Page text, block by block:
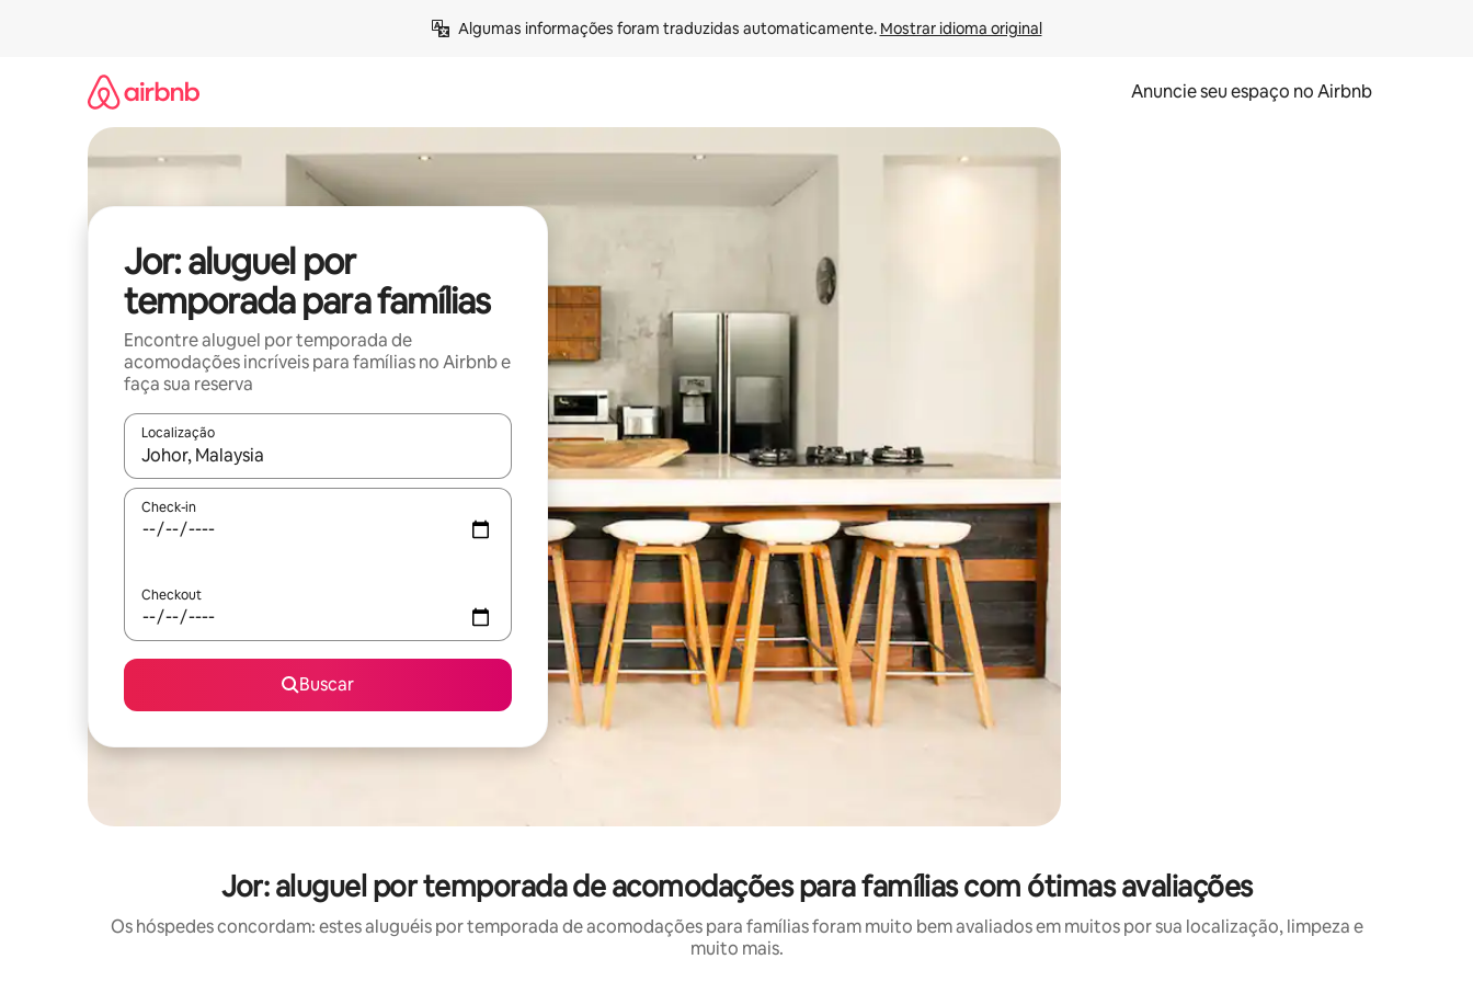
Algumas informações foram traduzidas automaticamente. Mostrar idioma original
Anuncie seu espaço no Airbnb
Jor: aluguel por
temporada para famílias
Encontre aluguel por temporada de
acomodações incríveis para famílias no Airbnb e
faça sua reserva
Localização
Quando os resultados estiverem disponíveis, explore-os usando as seta para cima e para baixo do teclado ou tocando e deslizando o dedo na tela.
Check-in
Checkout
Buscar
Jor: aluguel por temporada de acomodações para famílias com ótimas avaliações
Os hóspedes concordam: estes aluguéis por temporada de acomodações para famílias foram muito bem avaliados em muitos por sua localização, limpeza e
muito mais.